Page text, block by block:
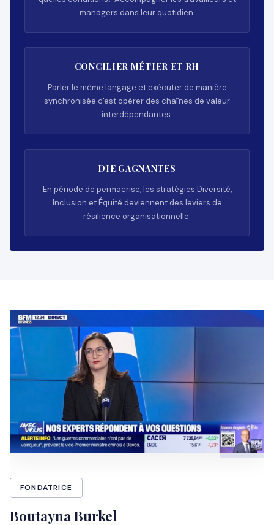
managers dans leur quotidien.
CONCILIER MÉTIER ET RH
Parler le même langage et exécuter de manière
synchronisée c'est opérer des chaînes de valeur
interdépendantes.
DIE GAGNANTES
En période de permacrise, les stratégies Diversité,
Inclusion et Équité deviennent des leviers de
résilience organisationnelle.
FONDATRICE
Boutayna Burkel